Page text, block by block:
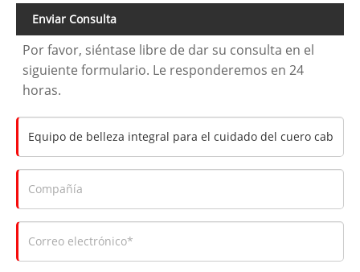
Enviar Consulta
Por favor, siéntase libre de dar su consulta en el
siguiente formulario. Le responderemos en 24
horas.